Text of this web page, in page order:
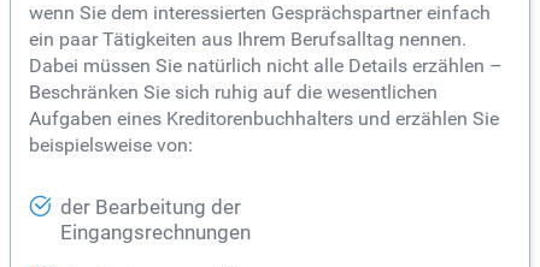
wenn Sie dem interessierten Gesprächspartner einfach
ein paar Tätigkeiten aus Ihrem Berufsalltag nennen.
Dabei müssen Sie natürlich nicht alle Details erzählen –
Beschränken Sie sich ruhig auf die wesentlichen
Aufgaben eines Kreditorenbuchhalters und erzählen Sie
beispielsweise von:
der Bearbeitung der
Eingangsrechnungen